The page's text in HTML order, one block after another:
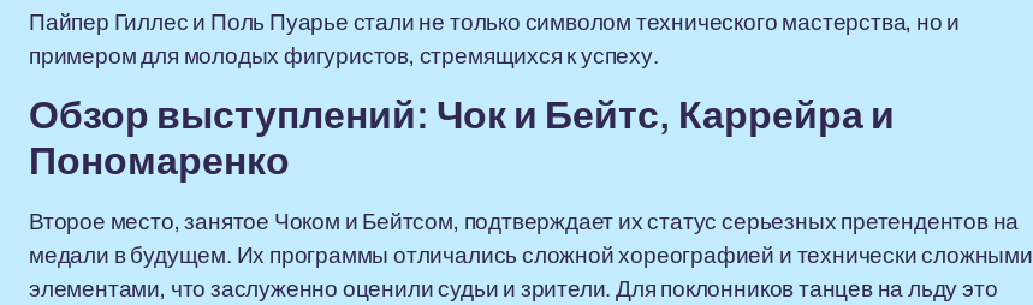
Пайпер Гиллес и Поль Пуарье стали не только символом технического мастерства, но и
примером для молодых фигуристов, стремящихся к успеху.
Обзор выступлений: Чок и Бейтс, Каррейра и
Пономаренко
Второе место, занятое Чоком и Бейтсом, подтверждает их статус серьезных претендентов на
медали в будущем. Их программы отличались сложной хореографией и технически сложными
элементами, что заслуженно оценили судьи и зрители. Для поклонников танцев на льду это